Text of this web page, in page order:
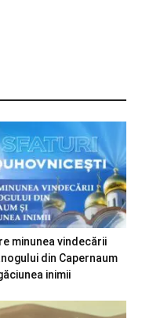
minunea vindecării
din Capernaum
inimii